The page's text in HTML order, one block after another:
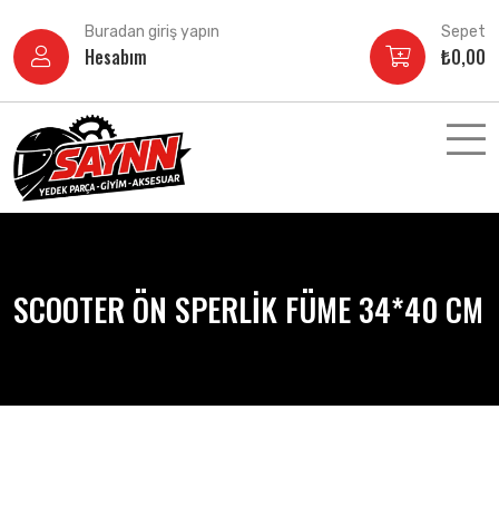
atla
Buradan giriş yapın
Hesabım
Sepet
₺0,00
SCOOTER ÖN SPERLİK FÜME 34*40 CM